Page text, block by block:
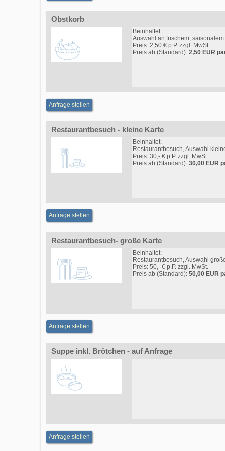
Obstkorb
Beinhaltet:
Auswahl an frischem, saisonalem
Preis: 2,50 € p.P. zzgl. MwSt.
Preis ab (Standard): 2,50 EUR
Anfrage stellen
Restaurantbesuch - kleine Karte
Beinhaltet:
Restaurantbesuch, Auswahl
Preis: 30,- € p.P. zzgl. MwSt.
Preis ab (Standard): 30,00 EUR
Anfrage stellen
Restaurantbesuch- große Karte
Beinhaltet:
Restaurantbesuch, Auswahl
Preis: 50,- € p.P. zzgl. MwSt.
Preis ab (Standard): 50,00 EUR
Anfrage stellen
Suppe inkl. Brötchen - auf Anfrage
Anfrage stellen